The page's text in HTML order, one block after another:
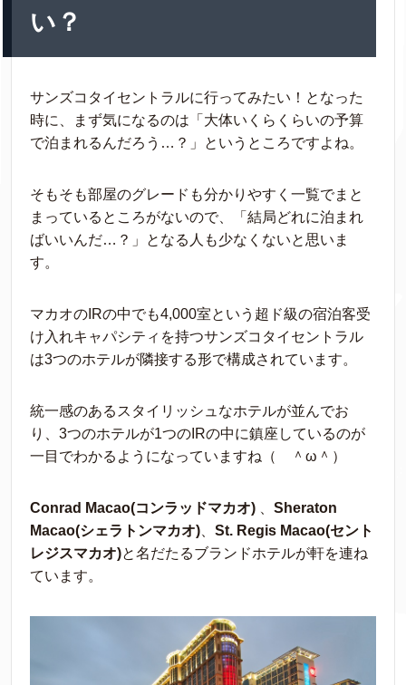
い？
サンズコタイセントラルに行ってみたい！となった
時に、まず気になるのは「大体いくらくらいの予算
で泊まれるんだろう…？」というところですよね。
そもそも部屋のグレードも分かりやすく一覧でまと
まっているところがないので、「結局どれに泊まれ
ばいいんだ…？」となる人も少なくないと思いま
す。
マカオのIRの中でも4,000室という超ド級の宿泊客受
け入れキャパシティを持つサンズコタイセントラル
は3つのホテルが隣接する形で構成されています。
統一感のあるスタイリッシュなホテルが並んでお
り、3つのホテルが1つのIRの中に鎮座しているのが
一目でわかるようになっていますね（ ＾ω＾）
Conrad Macao(コンラッドマカオ)
Sheraton
Macao(シェラトンマカオ)
St. Regis Macao(セント
レジスマカオ)と名だたるブランドホテルが軒を連ね
ています。